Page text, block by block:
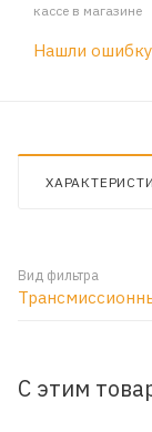
кассе в магазине
Нашли ошибку
Вид фильтра
С этим